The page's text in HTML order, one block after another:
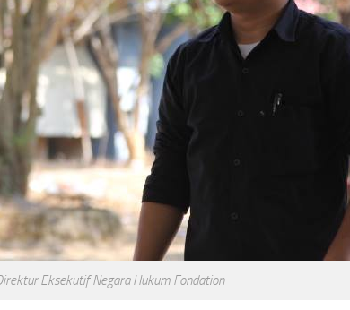
Eksekutif Negara Hukum Fondation